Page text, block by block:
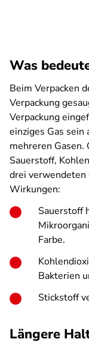
Was
Beim Verpacken
Verpackung
Verpackung
einziges Gas sein
mehreren Gasen.
Sauerstoff,
drei verwendeten
Wirkungen:
Sauerstoff
Farbe.
Bakterien
Stickstoff
Längere